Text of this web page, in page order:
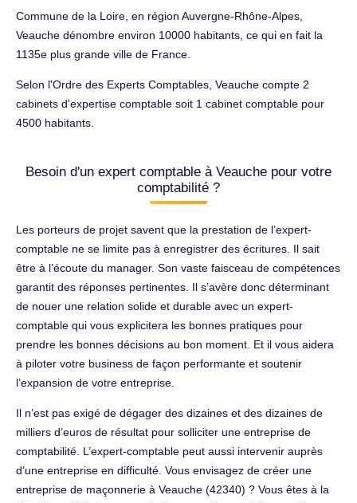
Commune de la Loire, en région Auvergne-Rhône-Alpes,
Veauche dénombre environ 10000 habitants, ce qui en fait la
1135e plus grande ville de France.
Selon l'Ordre des Experts Comptables, Veauche compte 2
cabinets d'expertise comptable soit 1 cabinet comptable pour
4500 habitants.
Besoin d'un expert comptable à Veauche pour votre
comptabilité ?
Les porteurs de projet savent que la prestation de l’expert-
comptable ne se limite pas à enregistrer des écritures. Il sait
être à l’écoute du manager. Son vaste faisceau de compétences
garantit des réponses pertinentes. Il s’avère donc déterminant
de nouer une relation solide et durable avec un expert-
comptable qui vous explicitera les bonnes pratiques pour
prendre les bonnes décisions au bon moment. Et il vous aidera
à piloter votre business de façon performante et soutenir
l’expansion de votre entreprise.
Il n’est pas exigé de dégager des dizaines et des dizaines de
milliers d’euros de résultat pour solliciter une entreprise de
comptabilité. L’expert-comptable peut aussi intervenir auprès
d’une entreprise en difficulté. Vous envisagez de créer une
entreprise de maçonnerie à Veauche (42340) ? Vous êtes à la